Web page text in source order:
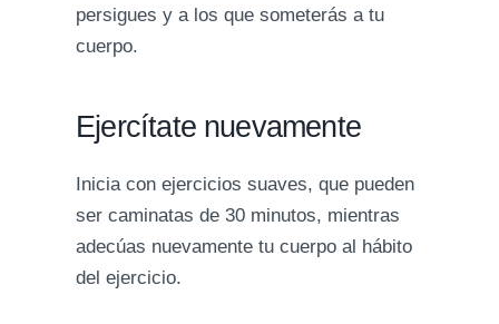
persigues y a los que someterás a tu
cuerpo.
Ejercítate nuevamente
Inicia con ejercicios suaves, que pueden
ser caminatas de 30 minutos, mientras
adecúas nuevamente tu cuerpo al hábito
del ejercicio.